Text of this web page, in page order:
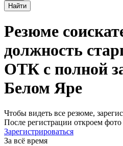
Найти
Резюме
должность
ОТК с полной
Белом Яре
Чтобы видеть все резюме,
После регистрации откроем фото
Зарегистрироваться
За всё время